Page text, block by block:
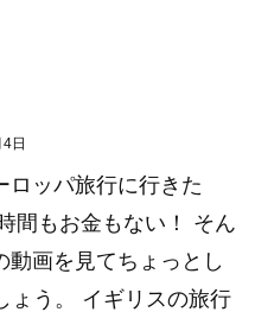
日
ロッパ旅行に行きた
間もお金もない！ そん
動画を見てちょっとし
ょう。 イギリスの旅行